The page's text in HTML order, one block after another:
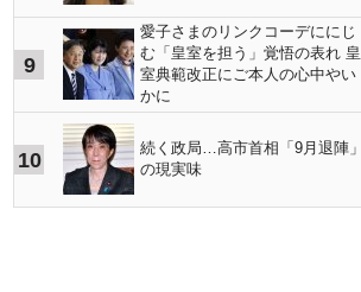
9
愛子さまのリンクコーデににじ
む「皇室を担う」覚悟の表れ 皇
室典範改正にご本人の心中やい
かに
10
続く政局…高市首相「9月退陣」
の現実味